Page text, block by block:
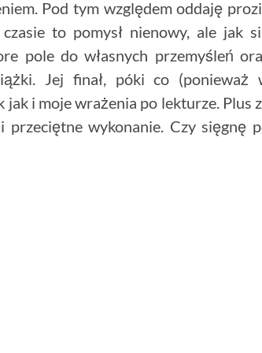
Pod tym względem oddaję
to pomysł nienowy, ale jak
pole do własnych przemyśleń
Jej finał, póki co (ponieważ
i moje wrażenia po lekturze. Plus
przeciętne wykonanie. Czy sięgnę